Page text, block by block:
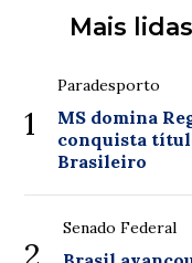
Mais lidas
1
Paradesporto
MS domina
conquista
Brasileiro
Senado Federal